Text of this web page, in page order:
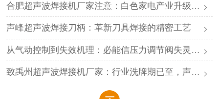
合肥超声波焊接机厂家注意：白色家电产业升级，声峰源头工厂诚邀加盟
声峰超声波焊接刀柄：革新刀具焊接的精密工艺
从气动控制到失效机理：必能信压力调节阀失灵的深度解析与专业修复
致禹州超声波焊接机厂家：行业洗牌期已至，声峰源头工厂邀您抱团取暖